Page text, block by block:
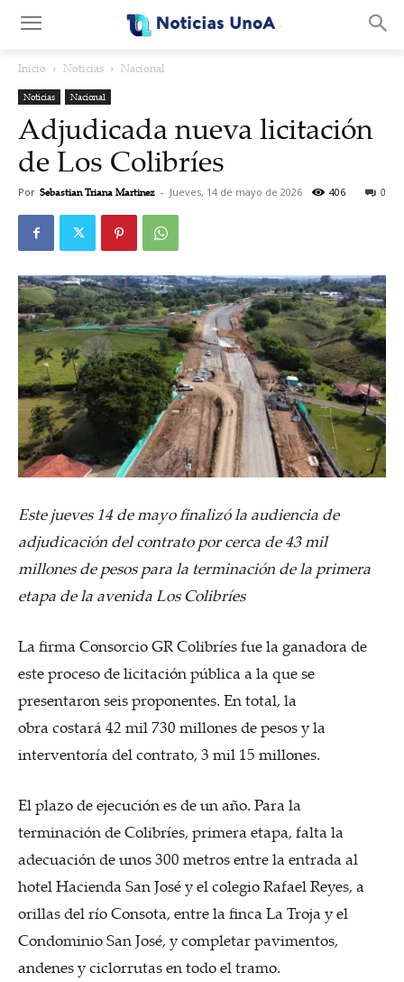
Inicio Noticias Nacional
Noticias Nacional
Adjudicada nueva licitación
de Los Colibríes
Por Sebastian Triana Martinez - Jueves, 14 de mayo de 2026 0
406
Este jueves 14 de mayo finalizó la audiencia de
adjudicación del contrato porcerca de 43 mil
millones de pesos parala terminación de la primera
etapa de la avenida Los Colibríes
La firma Consorcio GR Colibríesfue la ganadora de
este proceso de licitación pública a la que se
presentaron seis proponentes. En total, la
obra costará 42 mil 730 millones de pesos y la
interventoría del contrato, 3 mil 15 millones.
El plazo de ejecución es de un año. Para la
terminación de Colibríes, primera etapa, falta la
adecuación de unos 300 metros entre la entrada al
hotel Hacienda San José y el colegio Rafael Reyes, a
orillas del río Consota, entre la finca La Troja y el
Condominio San José, y completar pavimentos,
andenes y ciclorrutas en todo el tramo.